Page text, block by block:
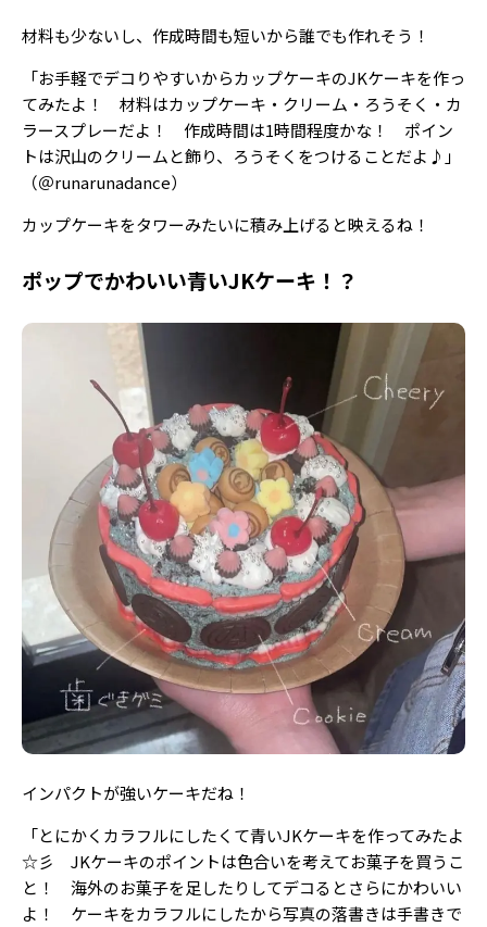
材料も少ないし、作成時間も短いから誰でも作れそう！
「お手軽でデコりやすいからカップケーキのJKケーキを作っ
てみたよ！ 材料はカップケーキ・クリーム・ろうそく・カ
ラースプレーだよ！ 作成時間は1時間程度かな！ ポイン
トは沢山のクリームと飾り、ろうそくをつけることだよ♪」
（＠runarunadance）
カップケーキをタワーみたいに積み上げると映えるね！
ポップでかわいい青いJKケーキ！？
インパクトが強いケーキだね！
「とにかくカラフルにしたくて青いJKケーキを作ってみたよ
☆彡 JKケーキのポイントは色合いを考えてお菓子を買うこ
と！ 海外のお菓子を足したりしてデコるとさらにかわいい
よ！ ケーキをカラフルにしたから写真の落書きは手書きで